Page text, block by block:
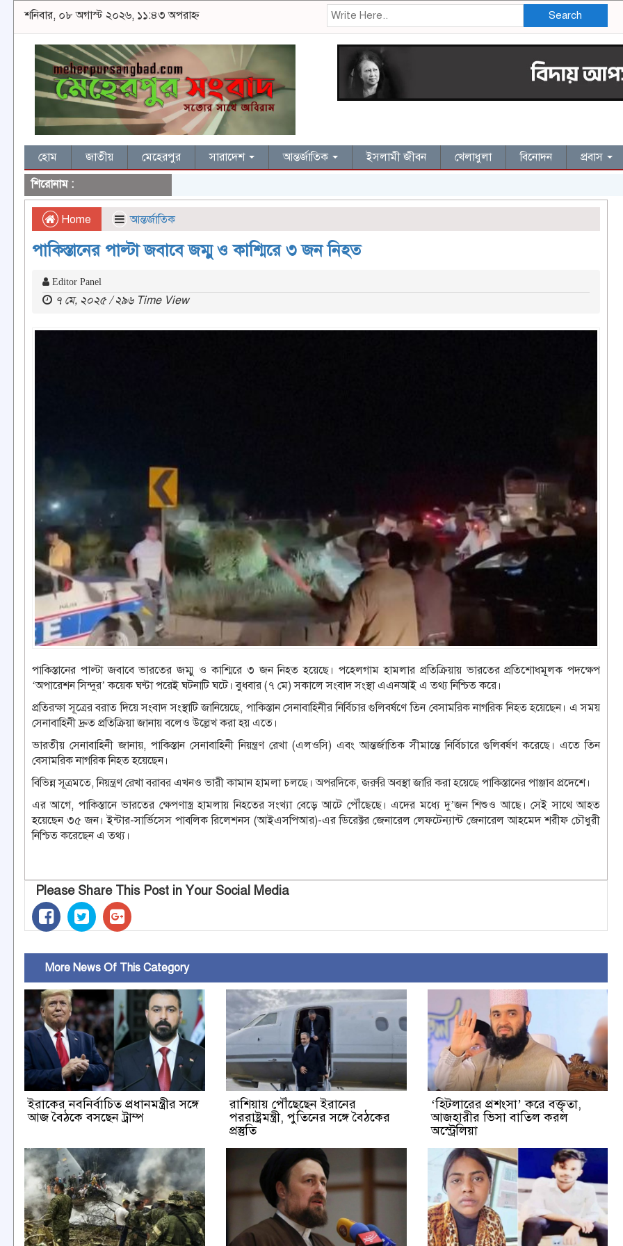
শনিবার, ০৮ অগাস্ট ২০২৬, ১১:৪৩ অপরাহ্ন Search
হোম জাতীয় মেহেরপুর সারাদেশ আন্তর্জাতিক ইসলামী জীবন খেলাধুলা বিনোদন প্রবাস
শিরোনাম :
Home আন্তর্জাতিক
পাকিস্তানের পাল্টা জবাবে জম্মু ও কাশ্মিরে ৩ জন নিহত
Editor Panel
৭ মে, ২০২৫ / ২৯৬ Time View
পাকিস্তানের পাল্টা জবাবে ভারতের জম্মু ও কাশ্মিরে ৩ জন নিহত হয়েছে। পহেলগাম হামলার প্রতিক্রিয়ায় ভারতের প্রতিশোধমূলক পদক্ষেপ
‘অপারেশন সিন্দুর’ কয়েক ঘণ্টা পরেই ঘটনাটি ঘটে। বুধবার (৭ মে) সকালে সংবাদ সংস্থা এএনআই এ তথ্য নিশ্চিত করে।
প্রতিরক্ষা সূত্রের বরাত দিয়ে সংবাদ সংস্থাটি জানিয়েছে, পাকিস্তান সেনাবাহিনীর নির্বিচার গুলিবর্ষণে তিন বেসামরিক নাগরিক নিহত হয়েছেন। এ সময়
সেনাবাহিনী দ্রুত প্রতিক্রিয়া জানায় বলেও উল্লেখ করা হয় এতে।
ভারতীয় সেনাবাহিনী জানায়, পাকিস্তান সেনাবাহিনী নিয়ন্ত্রণ রেখা (এলওসি) এবং আন্তর্জাতিক সীমান্তে নির্বিচারে গুলিবর্ষণ করেছে। এতে তিন
বেসামরিক নাগরিক নিহত হয়েছেন।
বিভিন্ন সূত্রমতে, নিয়ন্ত্রণ রেখা বরাবর এখনও ভারী কামান হামলা চলছে। অপরদিকে, জরুরি অবস্থা জারি করা হয়েছে পাকিস্তানের পাঞ্জাব প্রদেশে।
এর আগে, পাকিস্তানে ভারতের ক্ষেপণাস্ত্র হামলায় নিহতের সংখ্যা বেড়ে আটে পৌঁছেছে। এদের মধ্যে দু’জন শিশুও আছে। সেই সাথে আহত
হয়েছেন ৩৫ জন। ইন্টার-সার্ভিসেস পাবলিক রিলেশনস (আইএসপিআর)-এর ডিরেক্টর জেনারেল লেফটেন্যান্ট জেনারেল আহমেদ শরীফ চৌধুরী
নিশ্চিত করেছেন এ তথ্য।
Please Share This Post in Your Social Media
More News Of This Category
ইরাকের নবনির্বাচিত প্রধানমন্ত্রীর সঙ্গে
আজ বৈঠকে বসছেন ট্রাম্প
রাশিয়ায় পৌঁছেছেন ইরানের
পররাষ্ট্রমন্ত্রী, পুতিনের সঙ্গে বৈঠকের
প্রস্তুতি
‘হিটলারের প্রশংসা’ করে বক্তৃতা,
আজহারীর ভিসা বাতিল করল
অস্ট্রেলিয়া